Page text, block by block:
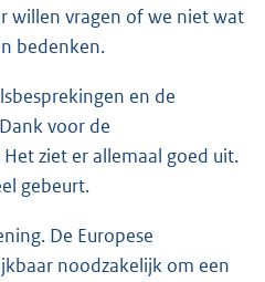
willen vragen of we niet wat
bedenken.
en de
voor de
ziet er allemaal goed uit.
gebeurt.
De Europese
noodzakelijk om een